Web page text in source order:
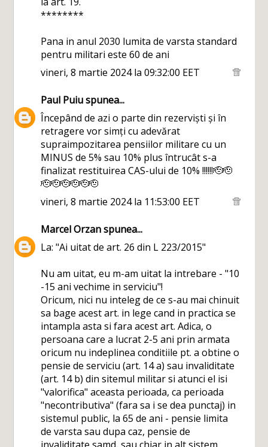
********
Pana in anul 2030 lumita de varsta standard
pentru militari este 60 de ani
vineri, 8 martie 2024 la 09:32:00 EET
Paul Puiuspunea...
Începând de azi o parte din rezerviști și în
retragere vor simți cu adevărat
supraimpozitarea pensiilor militare cu un
MINUS de 5% sau 10% plus întrucât s-a
finalizat restituirea CAS-ului de 10% !!!!!!🫡🫡
🫡🫡🫡🫡🫡🫡
vineri, 8 martie 2024 la 11:53:00 EET
Marcel Orzanspunea...
La: "Ai uitat de art. 26 din L 223/2015"
Nu am uitat, eu m-am uitat la intrebare - "10
-15 ani vechime in serviciu"!
Oricum, nici nu inteleg de ce s-au mai chinuit
sa bage acest art. in lege cand in practica se
intampla asta si fara acest art. Adica, o
persoana care a lucrat 2-5 ani prin armata
oricum nu indeplinea conditiile pt. a obtine o
pensie de serviciu (art. 14 a) sau invaliditate
(art. 14 b) din sitemul militar si atunci el isi
"valorifica" aceasta perioada, ca perioada
"necontributiva" (fara sa i se dea punctaj) in
sistemul public, la 65 de ani - pensie limita
de varsta sau dupa caz, pensie de